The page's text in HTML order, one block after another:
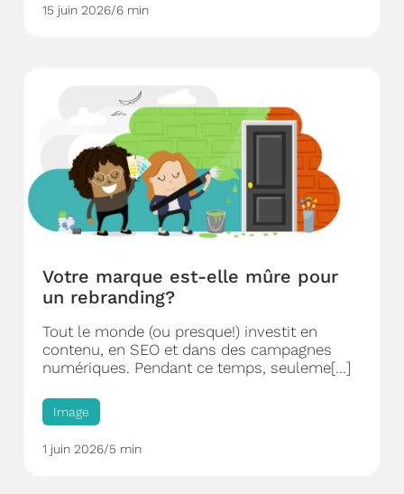
15 juin 2026/6 min
Votre marque est-elle mûre pour
un rebranding?
Tout le monde (ou presque!) investit en
contenu, en SEO et dans des campagnes
numériques. Pendant ce temps, seuleme[...]
Image
1 juin 2026/5 min